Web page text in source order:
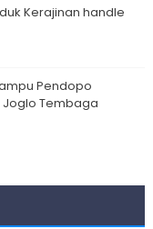
Kerajinan handle
Pendopo
Tembaga